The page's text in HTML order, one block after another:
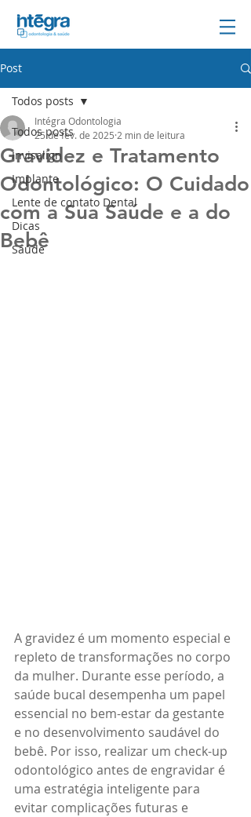
Post
Todos posts
Invisalign
Implante
Lente de contato Dental
Dicas
Saúde
Todos posts
Gravidez e Tratamento
Odontológico: O Cuidado
com a Sua Saúde e a do
Bebê
Intégra Odontologia
25 de fev. de 2025 2 min de leitura
A gravidez é um momento especial e
repleto de transformações no corpo
da mulher. Durante esse período, a
saúde bucal desempenha um papel
essencial no bem-estar da gestante
e no desenvolvimento saudável do
bebê. Por isso, realizar um check-up
odontológico antes de engravidar é
uma estratégia inteligente para
evitar complicações futuras e